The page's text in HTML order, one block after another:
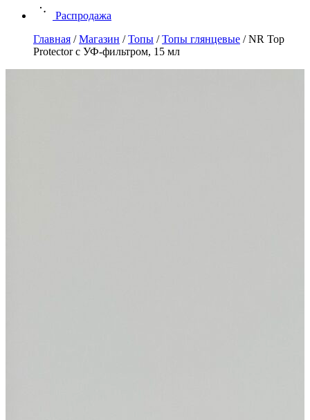
Распродажа
Главная /Магазин /Топы /Топы глянцевые /NR Top
Protector с УФ-фильтром, 15 мл